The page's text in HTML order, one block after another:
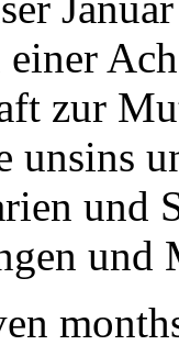
zur
unsins
und
und